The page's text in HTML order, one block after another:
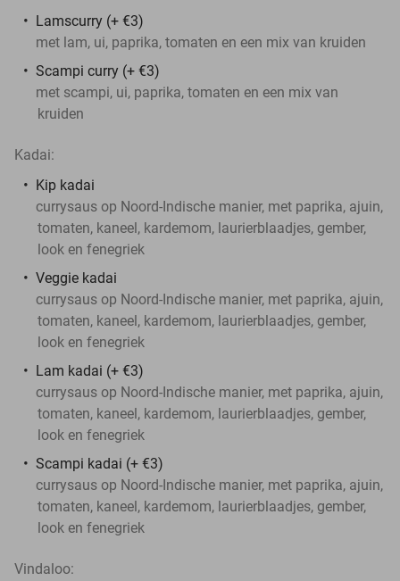
Lamscurry (+ €3)
met lam, ui, paprika, tomaten en een mix van kruiden
Scampi curry (+ €3)
met scampi, ui, paprika, tomaten en een mix van
kruiden
Kadai:
Kip kadai
currysaus op Noord-Indische manier, met paprika, ajuin,
tomaten, kaneel, kardemom, laurierblaadjes, gember,
look en fenegriek
Veggie kadai
currysaus op Noord-Indische manier, met paprika, ajuin,
tomaten, kaneel, kardemom, laurierblaadjes, gember,
look en fenegriek
Lam kadai (+ €3)
currysaus op Noord-Indische manier, met paprika, ajuin,
tomaten, kaneel, kardemom, laurierblaadjes, gember,
look en fenegriek
Scampi kadai (+ €3)
currysaus op Noord-Indische manier, met paprika, ajuin,
tomaten, kaneel, kardemom, laurierblaadjes, gember,
look en fenegriek
Vindaloo: